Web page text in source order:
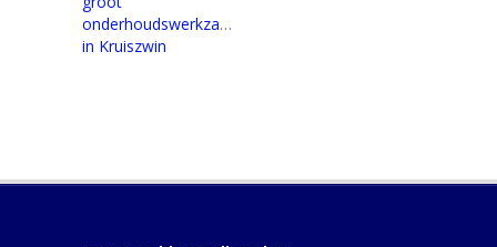
onderhoudswerkzaamheden
in Kruiszwin